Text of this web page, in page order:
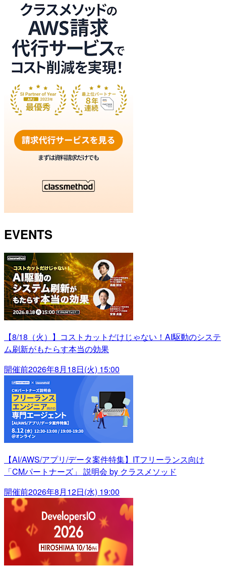
EVENTS
【8/18（火）】コストカットだけじゃない！AI駆動のシステ
ム刷新がもたらす本当の効果
開催前2026年8月18日(火) 15:00
【AI/AWS/アプリ/データ案件特集】ITフリーランス向け
「CMパートナーズ」 説明会 by クラスメソッド
開催前2026年8月12日(水) 19:00